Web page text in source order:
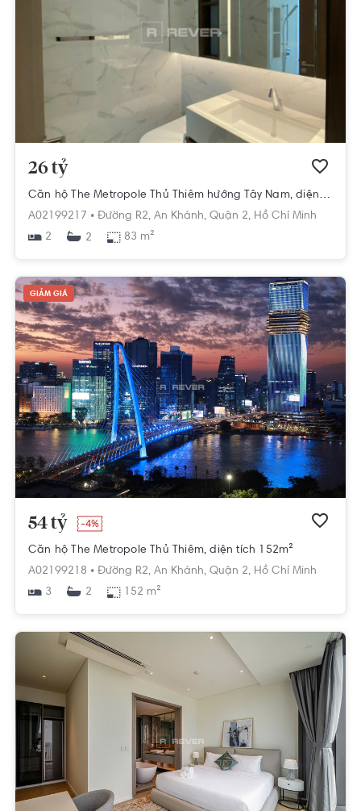
26 tỷ
Căn hộ The Metropole Thủ Thiêm hướng Tây Nam, diện tích 83m²
A02199217 • Đường R2, An Khánh, Quận 2, Hồ Chí Minh
2
2 83 m²
GIẢM GIÁ
54 tỷ -4%
Căn hộ The Metropole Thủ Thiêm, diện tích 152m²
A02199218 • Đường R2, An Khánh, Quận 2, Hồ Chí Minh
3
2 152 m²